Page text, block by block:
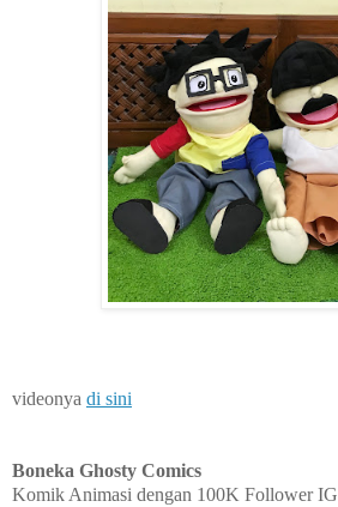
videonya di sini
Boneka Ghosty Comics
Komik Animasi dengan 100K Follower IG